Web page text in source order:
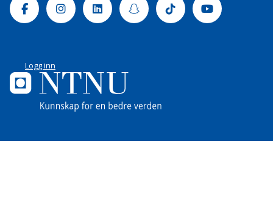
FacebookInstagramLinkedinSnapchatTiktok Youtube
Logg inn